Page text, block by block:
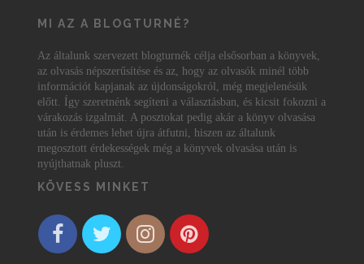
MI AZ A BLOGTURNÉ?
Az általunk szervezett blogturnék célja elsősorban a könyvek,
az olvasás népszerűsítése és az, hogy az olvasók minél több
információt kapjanak az újdonságokról, még megjelenésük
előtt. Így szeretnénk segíteni a választásban, és kicsit fokozni a
várakozás izgalmát. A posztokat pedig akár a könyv olvasása
után is érdemes lehet újra átfutni, hiszen az általunk
megosztott érdekességek még a könyvek olvasása után is
nyújthatnak pluszt.
KÖVESS MINKET